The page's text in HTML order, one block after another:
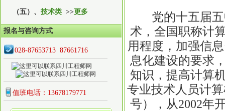
（五）、 技术类 >>更多
报名与咨询方式
028-87653713 87661716
值班电话：13678179771
党的十五届五
术，全国职称计
用程度，加强信
息化建设的要求
知识，提高计算
专业技术人员计
号），从2002年